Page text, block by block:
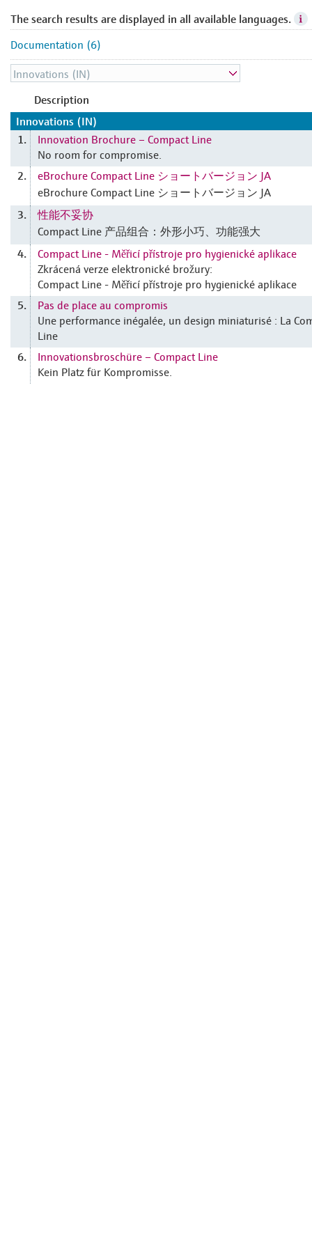
The search results are displayed in all available languages.
Documentation (6)
Description
Innovations (IN)
1.
Innovation Brochure – Compact Line
No room for compromise.
2.
eBrochure Compact Line ショートバージョン JA
eBrochure Compact Line ショートバージョン JA
3.
性能不妥协
Compact Line 产品组合：外形小巧、功能强大
4.
Compact Line - Měřicí přístroje pro hygienické aplikace
Zkrácená verze elektronické brožury:
Compact Line - Měřicí přístroje pro hygienické aplikace
5.
Pas de place au compromis
Une performance inégalée, un design miniaturisé : La
Line
6.
Innovationsbroschüre – Compact Line
Kein Platz für Kompromisse.